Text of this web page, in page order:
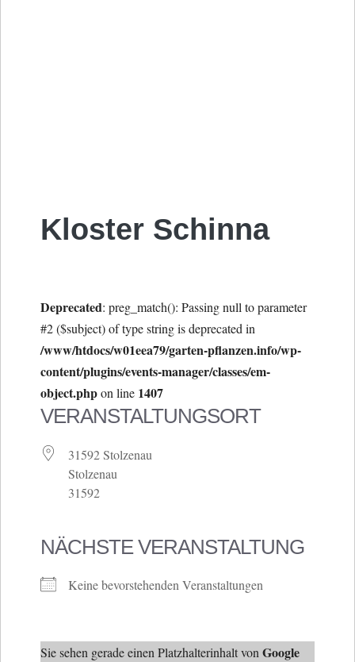
Kloster Schinna
Deprecated: preg_match(): Passing null to parameter
#2 ($subject) of type string is deprecated in
/www/htdocs/w01eea79/garten-pflanzen.info/wp-
content/plugins/events-manager/classes/em-
object.phpon line 1407
VERANSTALTUNGSORT
31592 Stolzenau
Stolzenau
31592
NÄCHSTE VERANSTALTUNG
Keine bevorstehenden Veranstaltungen
Sie sehen gerade einen Platzhalterinhalt von Google